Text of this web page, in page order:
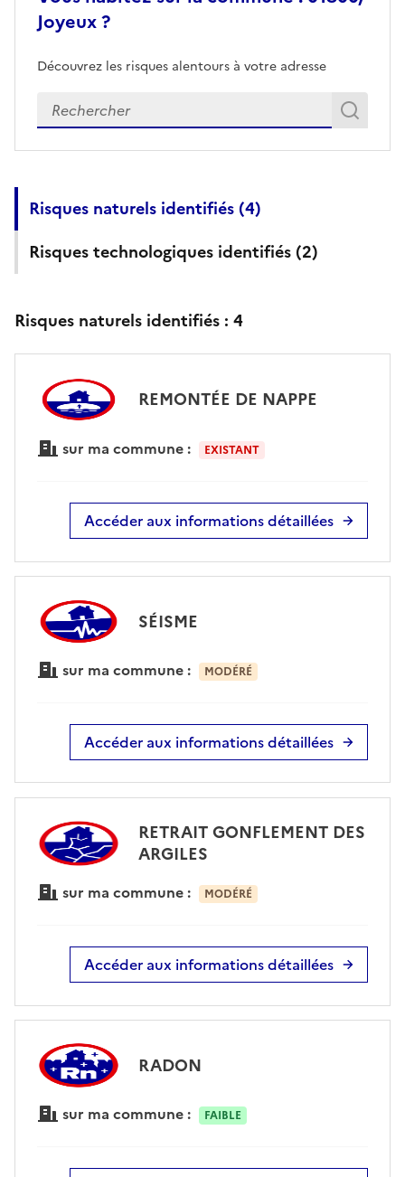
Joyeux ?
Découvrez les risques alentours à votre adresse
Veuillez renseigner votre adresse exacte
Risques naturels identifiés (4)
Risques technologiques identifiés (2)
Risques naturels identifiés : 4
REMONTÉE DE NAPPE
sur ma commune : EXISTANT
Accéder aux informations détaillées
SÉISME
sur ma commune : MODÉRÉ
Accéder aux informations détaillées
RETRAIT GONFLEMENT DES
ARGILES
sur ma commune : MODÉRÉ
Accéder aux informations détaillées
RADON
sur ma commune : FAIBLE